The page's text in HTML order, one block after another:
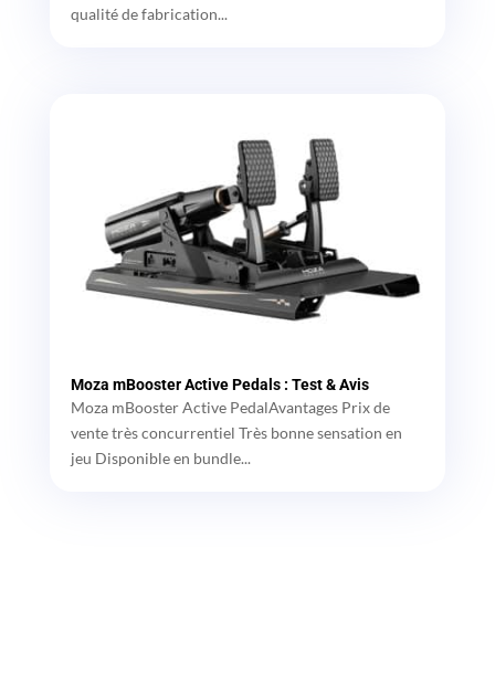
qualité de fabrication...
Moza mBooster Active Pedals : Test & Avis
Moza mBooster Active PedalAvantages Prix de
vente très concurrentiel Très bonne sensation en
jeu Disponible en bundle...